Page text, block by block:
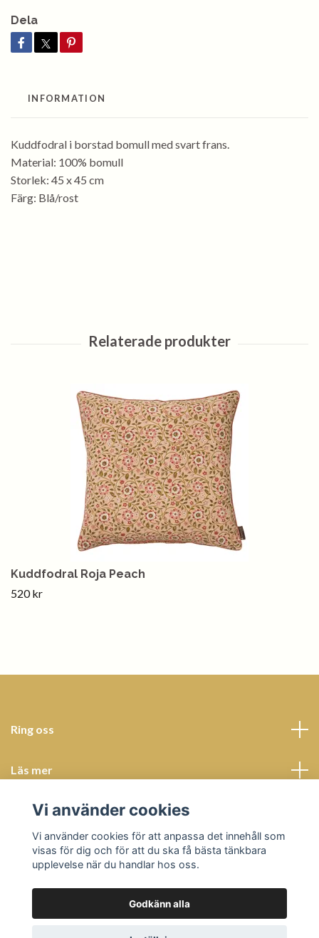
Dela
INFORMATION
Kuddfodral i borstad bomull med svart frans.
Material: 100% bomull
Storlek: 45 x 45 cm
Färg: Blå/rost
Kuddfodral Roja Peach
520 kr
Ring oss
Läs mer
Sociala medier
© 2026 Butik BohèmePowered by Quickbutik
Vi använder cookies
Vi använder cookies för att anpassa det innehåll som
visas för dig och för att du ska få bästa tänkbara
upplevelse när du handlar hos oss.
Godkänn alla